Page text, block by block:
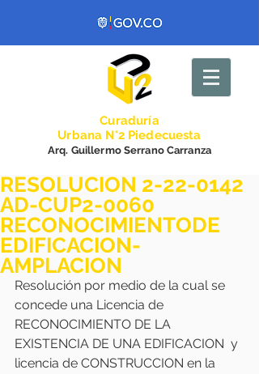
Curaduría
Urbana N°2 Piedecuesta
Arq. Guillermo Serrano Carranza
RESOLUCION 2-22-0142
AD-CUP2-0060
RECONOCIMIENTODE
EDIFICACION-
AMPLACION
Resolución por medio de la cual se
concede una Licencia de
RECONOCIMIENTO DE LA
EXISTENCIA DE UNA EDIFICACION  y
licencia de CONSTRUCCION en la